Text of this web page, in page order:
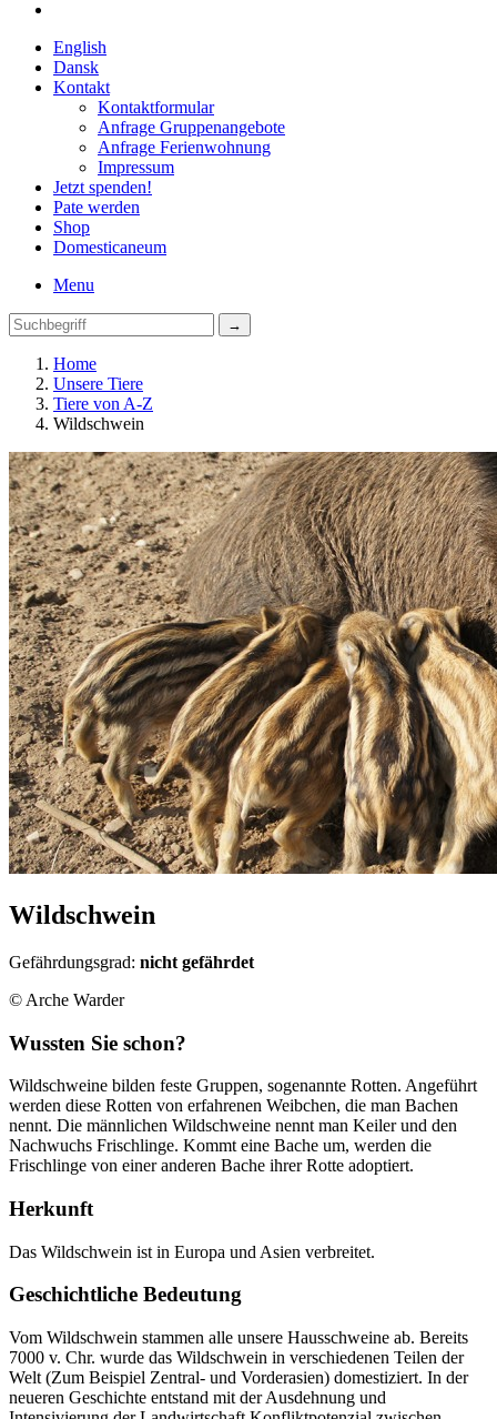
English
Dansk
Kontakt
Kontaktformular
Anfrage Gruppenangebote
Anfrage Ferienwohnung
Impressum
Jetzt spenden!
Pate werden
Shop
Domesticaneum
Menu
Home
Unsere Tiere
Tiere von A-Z
Wildschwein
Wildschwein
Gefährdungsgrad: nicht gefährdet
© Arche Warder
Wussten Sie schon?
Wildschweine bilden feste Gruppen, sogenannte Rotten. Angeführt
werden diese Rotten von erfahrenen Weibchen, die man Bachen
nennt. Die männlichen Wildschweine nennt man Keiler und den
Nachwuchs Frischlinge. Kommt eine Bache um, werden die
Frischlinge von einer anderen Bache ihrer Rotte adoptiert.
Herkunft
Das Wildschwein ist in Europa und Asien verbreitet.
Geschichtliche Bedeutung
Vom Wildschwein stammen alle unsere Hausschweine ab. Bereits
7000 v. Chr. wurde das Wildschwein in verschiedenen Teilen der
Welt (Zum Beispiel Zentral- und Vorderasien) domestiziert. In der
neueren Geschichte entstand mit der Ausdehnung und